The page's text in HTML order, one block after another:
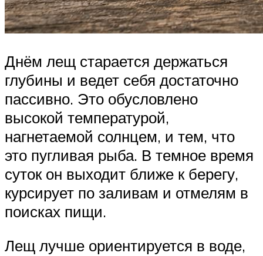
Днём лещ старается держаться
глубины и ведет себя достаточно
пассивно. Это обусловлено
высокой температурой,
нагнетаемой солнцем, и тем, что
это пугливая рыба. В темное время
суток он выходит ближе к берегу,
курсирует по заливам и отмелям в
поисках пищи.
Лещ лучше ориентируется в воде,